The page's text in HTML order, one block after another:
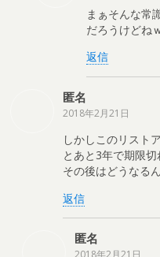
まぁそんな常
だろうけどね
返信
匿名
2018年2月21日
しかしこのリスト
とあと3年で期限
その後はどうなる
返信
匿名
2018年2月21日